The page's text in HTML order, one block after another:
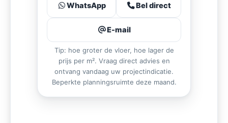
WhatsApp Bel direct
E-mail
Tip: hoe groter de vloer, hoe lager de
prijs per m². Vraag direct advies en
ontvang vandaag uw projectindicatie.
Beperkte planningsruimte deze maand.